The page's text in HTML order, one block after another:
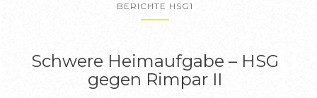
BERICHTE HSG1
Schwere Heimaufgabe – HSG
gegen Rimpar II